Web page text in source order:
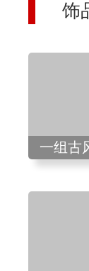
饰
一组古